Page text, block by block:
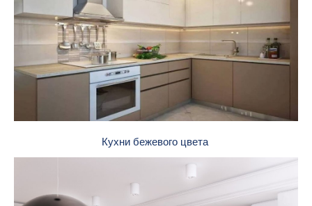
Кухни бежевого цвета